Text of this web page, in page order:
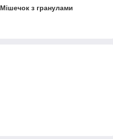
Мішечок з гранулами